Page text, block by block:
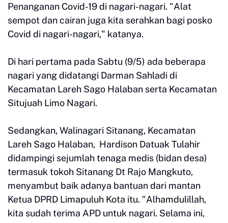
Penanganan Covid-19 di nagari-nagari. "Alat
sempot dan cairan juga kita serahkan bagi posko
Covid di nagari-nagari," katanya.
Di hari pertama pada Sabtu (9/5) ada beberapa
nagari yang didatangi Darman Sahladi di
Kecamatan Lareh Sago Halaban serta Kecamatan
Situjuah Limo Nagari.
Sedangkan, Walinagari Sitanang, Kecamatan
Lareh Sago Halaban, Hardison Datuak Tulahir
didampingi sejumlah tenaga medis (bidan desa)
termasuk tokoh Sitanang Dt Rajo Mangkuto,
menyambut baik adanya bantuan dari mantan
Ketua DPRD Limapuluh Kota itu. "Alhamdulillah,
kita sudah terima APD untuk nagari. Selama ini,